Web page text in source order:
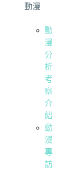
動漫
動
漫
分
析
考
察
介
紹
動
漫
專
訪